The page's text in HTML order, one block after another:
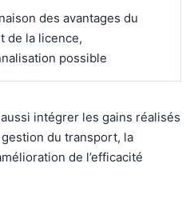
des avantages du
de la licence,
possible
intégrer les gains réalisés
gestion du transport, la
de l’efficacité